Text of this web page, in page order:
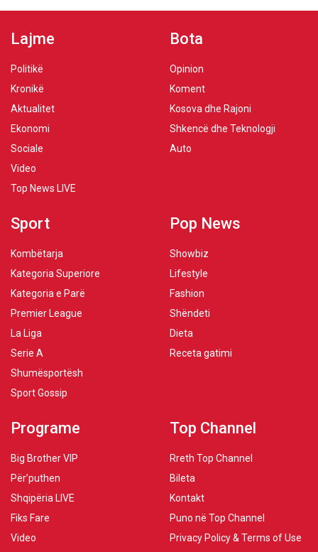
Lajme
Politikë
Kronikë
Aktualitet
Ekonomi
Sociale
Video
Top News LIVE
Bota
Opinion
Koment
Kosova dhe Rajoni
Shkencë dhe Teknologji
Auto
Sport
Kombëtarja
Kategoria Superiore
Kategoria e Parë
Premier League
La Liga
Serie A
Shumësportësh
Sport Gossip
Pop News
Showbiz
Lifestyle
Fashion
Shëndeti
Dieta
Receta gatimi
Programe
Big Brother VIP
Për’puthen
Shqipëria LIVE
Fiks Fare
Video
Top Channel
Rreth Top Channel
Bileta
Kontakt
Puno në Top Channel
Privacy Policy & Terms of Use